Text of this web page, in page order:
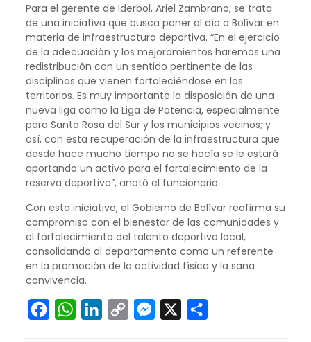
Para el gerente de Iderbol, Ariel Zambrano, se trata
de una iniciativa que busca poner al día a Bolívar en
materia de infraestructura deportiva. “En el ejercicio
de la adecuación y los mejoramientos haremos una
redistribución con un sentido pertinente de las
disciplinas que vienen fortaleciéndose en los
territorios. Es muy importante la disposición de una
nueva liga como la Liga de Potencia, especialmente
para Santa Rosa del Sur y los municipios vecinos; y
así, con esta recuperación de la infraestructura que
desde hace mucho tiempo no se hacía se le estará
aportando un activo para el fortalecimiento de la
reserva deportiva”, anotó el funcionario.
Con esta iniciativa, el Gobierno de Bolívar reafirma su
compromiso con el bienestar de las comunidades y
el fortalecimiento del talento deportivo local,
consolidando al departamento como un referente
en la promoción de la actividad física y la sana
convivencia.
FacebookWhatsAppLinkedIn
Copy
Messenger